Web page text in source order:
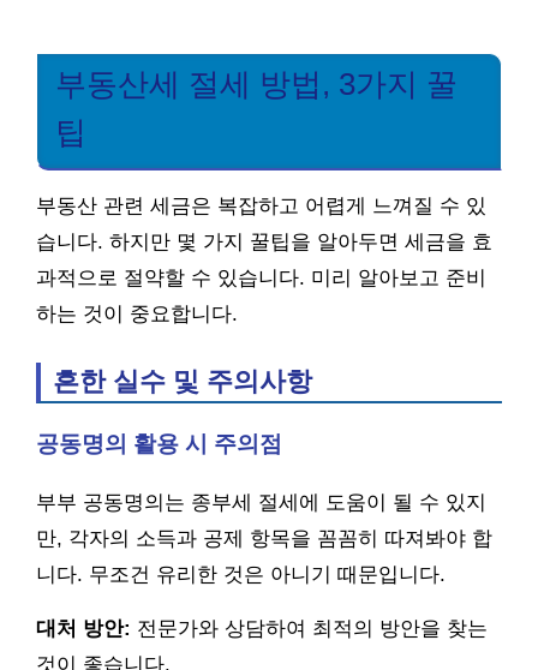
부동산세 절세 방법, 3가지 꿀
팁
부동산 관련 세금은 복잡하고 어렵게 느껴질 수 있
습니다. 하지만 몇 가지 꿀팁을 알아두면 세금을 효
과적으로 절약할 수 있습니다. 미리 알아보고 준비
하는 것이 중요합니다.
흔한 실수 및 주의사항
공동명의 활용 시 주의점
부부 공동명의는 종부세 절세에 도움이 될 수 있지
만, 각자의 소득과 공제 항목을 꼼꼼히 따져봐야 합
니다. 무조건 유리한 것은 아니기 때문입니다.
대처 방안: 전문가와 상담하여 최적의 방안을 찾는
것이 좋습니다.